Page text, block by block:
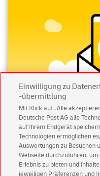
Abonnieren Sie
Immer informiert
Aktionen - jetzt
Einwilligung zu
-übermittlung
Mit Klick auf „Alle
Deutsche Post AG alle
auf Ihrem Endgerät
Technologien ermöglichen
Auswertungen zu Besuchen
Webseite durchzuführen,
Erlebnis zu bieten und
jeweiligen Präferenzen und